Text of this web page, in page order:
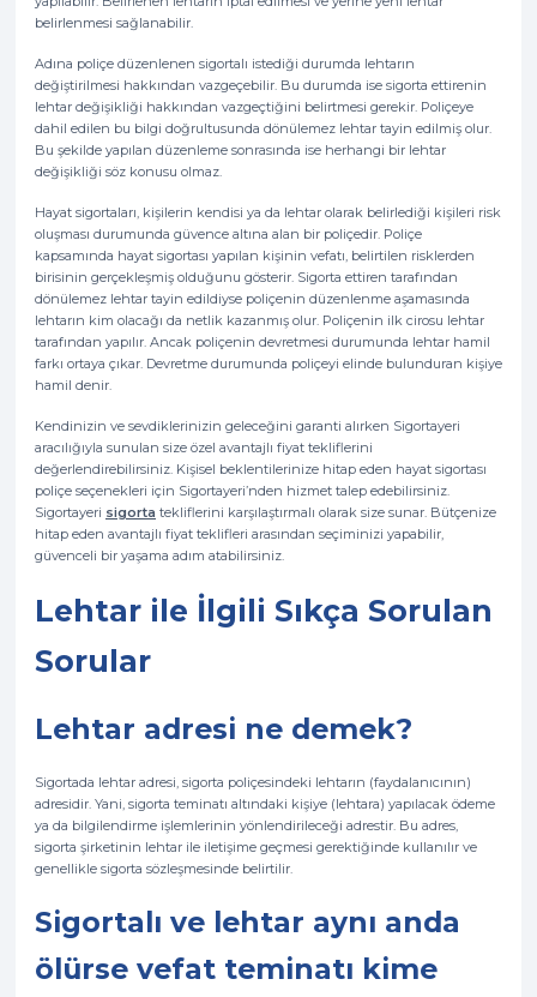
belirlenmesi sağlanabilir.
Adına poliçe düzenlenen sigortalı istediği durumda lehtarın
değiştirilmesi hakkından vazgeçebilir. Bu durumda ise sigorta ettirenin
lehtar değişikliği hakkından vazgeçtiğini belirtmesi gerekir. Poliçeye
dahil edilen bu bilgi doğrultusunda dönülemez lehtar tayin edilmiş olur.
Bu şekilde yapılan düzenleme sonrasında ise herhangi bir lehtar
değişikliği söz konusu olmaz.
Hayat sigortaları, kişilerin kendisi ya da lehtar olarak belirlediği kişileri risk
oluşması durumunda güvence altına alan bir poliçedir. Poliçe
kapsamında hayat sigortası yapılan kişinin vefatı, belirtilen risklerden
birisinin gerçekleşmiş olduğunu gösterir. Sigorta ettiren tarafından
dönülemez lehtar tayin edildiyse poliçenin düzenlenme aşamasında
lehtarın kim olacağı da netlik kazanmış olur. Poliçenin ilk cirosu lehtar
tarafından yapılır. Ancak poliçenin devretmesi durumunda lehtar hamil
farkı ortaya çıkar. Devretme durumunda poliçeyi elinde bulunduran kişiye
hamil denir.
Kendinizin ve sevdiklerinizin geleceğini garanti alırken Sigortayeri
aracılığıyla sunulan size özel avantajlı fiyat tekliflerini
değerlendirebilirsiniz. Kişisel beklentilerinize hitap eden hayat sigortası
poliçe seçenekleri için Sigortayeri’nden hizmet talep edebilirsiniz.
Sigortayeri sigorta tekliflerini karşılaştırmalı olarak size sunar. Bütçenize
hitap eden avantajlı fiyat teklifleri arasından seçiminizi yapabilir,
güvenceli bir yaşama adım atabilirsiniz.
Lehtar ile İlgili Sıkça Sorulan
Sorular
Lehtar adresi ne demek?
Sigortada lehtar adresi, sigorta poliçesindeki lehtarın (faydalanıcının)
adresidir. Yani, sigorta teminatı altındaki kişiye (lehtara) yapılacak ödeme
ya da bilgilendirme işlemlerinin yönlendirileceği adrestir. Bu adres,
sigorta şirketinin lehtar ile iletişime geçmesi gerektiğinde kullanılır ve
genellikle sigorta sözleşmesinde belirtilir.
Sigortalı ve lehtar aynı anda
ölürse vefat teminatı kime